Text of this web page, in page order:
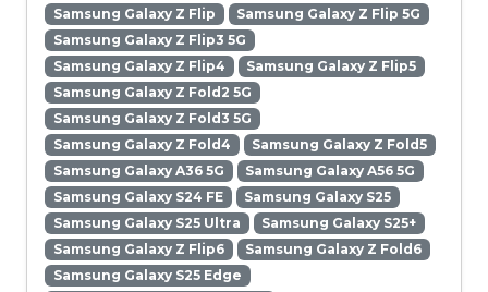
Samsung Galaxy Z Flip
Samsung Galaxy Z Flip 5G
Samsung Galaxy Z Flip3 5G
Samsung Galaxy Z Flip4
Samsung Galaxy Z Flip5
Samsung Galaxy Z Fold2 5G
Samsung Galaxy Z Fold3 5G
Samsung Galaxy Z Fold4
Samsung Galaxy Z Fold5
Samsung Galaxy A36 5G
Samsung Galaxy A56 5G
Samsung Galaxy S24 FE
Samsung Galaxy S25
Samsung Galaxy S25 Ultra
Samsung Galaxy S25+
Samsung Galaxy Z Flip6
Samsung Galaxy Z Fold6
Samsung Galaxy S25 Edge